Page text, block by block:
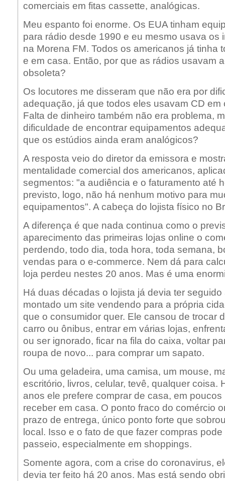
comerciais em fitas cassette, analógicas.
Meu espanto foi enorme. Os EUA tinham
para rádio desde 1990 e eu mesmo usava os
na Morena FM. Todos os americanos já tinha
e em casa. Então, por que as rádios usavam
obsoleta?
Os locutores me disseram que não era por
adequação, já que todos eles usavam CD em
Falta de dinheiro também não era problema,
dificuldade de encontrar equipamentos
que os estúdios ainda eram analógicos?
A resposta veio do diretor da emissora e
mentalidade comercial dos americanos,
segmentos: "a audiência e o faturamento até
previsto, logo, não há nenhum motivo para
equipamentos". A cabeça do lojista físico no
A diferença é que nada continua como o
aparecimento das primeiras lojas online o
perdendo, todo dia, toda hora, toda semana,
vendas para o e-commerce. Nem dá para
loja perdeu nestes 20 anos. Mas é uma
Há duas décadas o lojista já devia ter seguido
montado um site vendendo para a própria
que o consumidor quer. Ele cansou de trocar
carro ou ônibus, entrar em várias lojas,
ou ser ignorado, ficar na fila do caixa, voltar
roupa de novo... para comprar um sapato.
Ou uma geladeira, uma camisa, um mouse,
escritório, livros, celular, tevê, qualquer coisa.
anos ele prefere comprar de casa, em poucos
receber em casa. O ponto fraco do comércio
prazo de entrega, único ponto forte que
local. Isso e o fato de que fazer compras
passeio, especialmente em shoppings.
Somente agora, com a crise do coronavirus,
devia ter feito há 20 anos. Mas está sendo